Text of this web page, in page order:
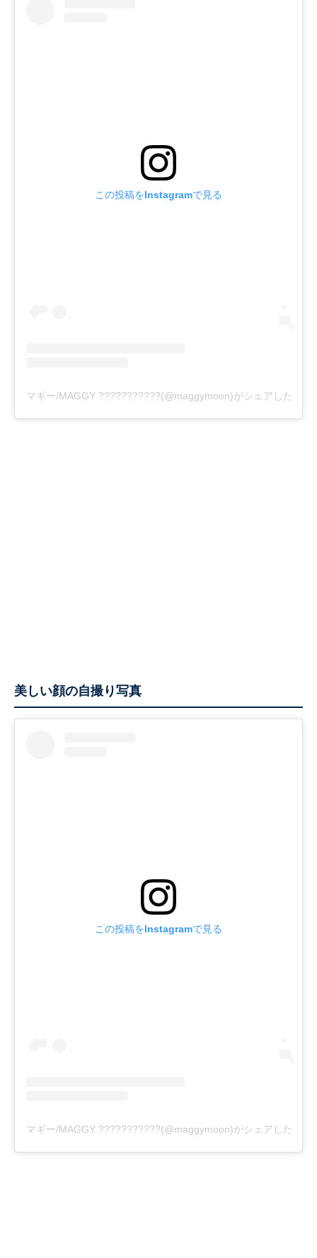
この投稿をInstagramで見る
マギー/MAGGY ???????????(@maggymoon)がシェアした投稿
美しい顔の自撮り写真
この投稿をInstagramで見る
マギー/MAGGY ???????????(@maggymoon)がシェアした投稿